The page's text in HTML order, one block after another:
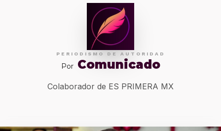
PERIODISMO DE AUTORIDAD
Por Comunicado
Colaborador de ES PRIMERA MX